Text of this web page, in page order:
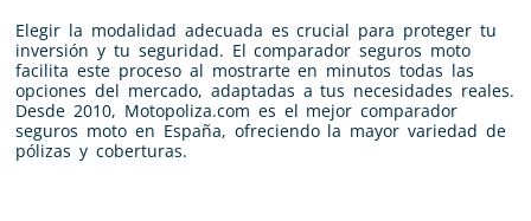
Elegir la modalidad adecuada es crucial para proteger tu
inversión y tu seguridad. El comparador seguros moto
facilita este proceso al mostrarte en minutos todas las
opciones del mercado, adaptadas a tus necesidades reales.
Desde 2010, Motopoliza.com es el mejor comparador
seguros moto en España, ofreciendo la mayor variedad de
pólizas y coberturas.